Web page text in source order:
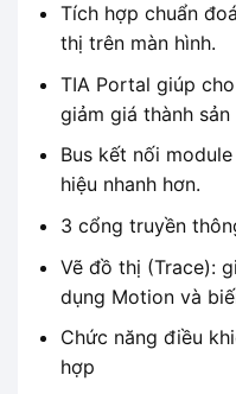
Tích hợp chuẩn
thị trên màn hình.
TIA Portal giúp
giảm giá thành
Bus kết nối
hiệu nhanh hơn.
3 cổng truyền
Vẽ đồ thị (Trace):
dụng Motion và
Chức năng điều
hợp